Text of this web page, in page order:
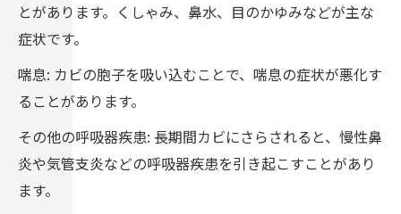
とがあります。くしゃみ、鼻水、目のかゆみなどが主な
症状です。
喘息: カビの胞子を吸い込むことで、喘息の症状が悪化す
ることがあります。
その他の呼吸器疾患: 長期間カビにさらされると、慢性鼻
炎や気管支炎などの呼吸器疾患を引き起こすことがあり
ます。